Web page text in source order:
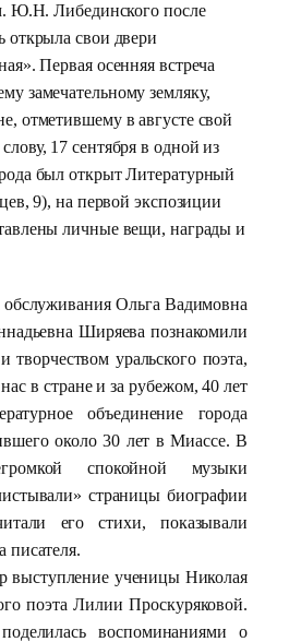
Ю.Н. Либединского после
открыла свои двери
Первая осенняя встреча
замечательному земляку,
отметившему в августе свой
17 сентября в одной из
был открыт Литературный
9), на первой экспозиции
личные вещи, награды и
обслуживания Ольга Вадимовна
Ширяева познакомили
творчеством уральского поэта,
в стране и за рубежом, 40 лет
объединение города
около 30 лет в Миассе. В
спокойной музыки
страницы биографии
его стихи, показывали
писателя.
выступление ученицы Николая
поэта Лилии Проскуряковой.
воспоминаниями о